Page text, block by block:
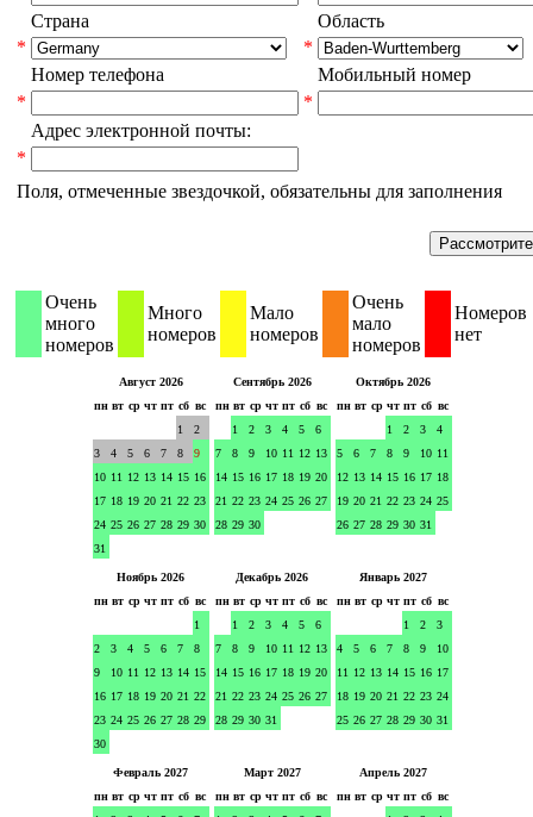
Страна
Область
*
*
Номер телефона
Мобильный номер
*
*
Адрес электронной почты:
*
Поля, отмеченные звездочкой, обязательны для заполнения
Очень
много
номеров
Много
номеров
Мало
номеров
Очень
мало
номеров
Номеров
нет
Август 2026
пн вт ср чт пт сб вс
1
2
3
4 5 6 7 8
9
10 11 12 13 14 15 16
17 18 19 20 21 22 23
24 25 26 27 28 29 30
31
Сентябрь 2026
пн вт ср чт пт сб вс
1
2 3 4 5
6
7
8 9 10 11 12 13
14 15 16 17 18 19 20
21 22 23 24 25 26 27
28 29 30
Октябрь 2026
пн вт ср чт пт сб вс
1
2 3
4
5
6 7 8 9 10 11
12 13 14 15 16 17 18
19 20 21 22 23 24 25
26 27 28 29 30 31
Ноябрь 2026
пн вт ср чт пт сб вс
1
2
3 4 5 6 7
8
9
10 11 12 13 14 15
16 17 18 19 20 21 22
23 24 25 26 27 28 29
30
Декабрь 2026
пн вт ср чт пт сб вс
1
2 3 4 5
6
7
8 9 10 11 12 13
14 15 16 17 18 19 20
21 22 23 24 25 26 27
28 29 30 31
Январь 2027
пн вт ср чт пт сб вс
1
2
3
4
5 6 7 8 9
10
11
12 13 14 15 16 17
18 19 20 21 22 23 24
25 26 27 28 29 30 31
Февраль 2027
пн вт ср чт пт сб вс
Март 2027
пн вт ср чт пт сб вс
Апрель 2027
пн вт ср чт пт сб вс